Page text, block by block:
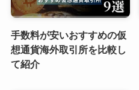
手数料が安いおすすめの仮
想通貨海外取引所を比較し
て紹介